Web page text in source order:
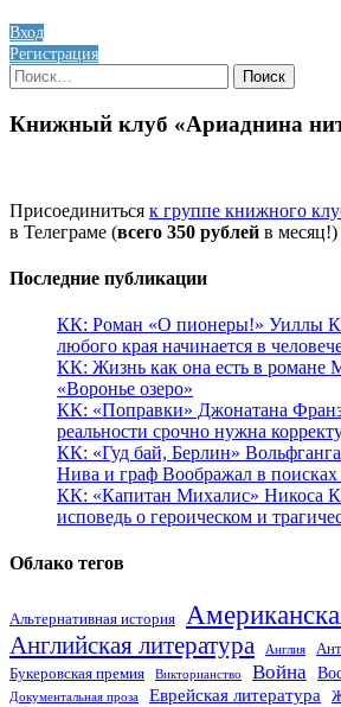
Вход
Регистрация
Найти:
Книжный клуб «Ариаднина
Присоединиться к группе книжного
в Телеграме (всего 350 рублей в месяц!)
Последние публикации
КК: Роман «О пионеры!» Уиллы
любого края начинается в
КК: Жизнь как она есть в романе
«Воронье озеро»
КК: «Поправки» Джонатана
реальности срочно нужна
КК: «Гуд бай, Берлин»
Нива и граф Воображал в
КК: «Капитан Михалис» Никоса
исповедь о героическом и
Облако тегов
Альтернативная история
Английская литература Англия
Букеровская премия
Викторианство Война
Документальная проза Еврейская литература